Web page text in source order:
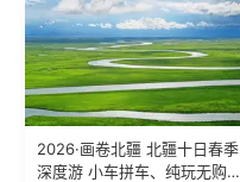
2026·画卷北疆 北疆十日春季
深度游 小车拼车、纯玩无购